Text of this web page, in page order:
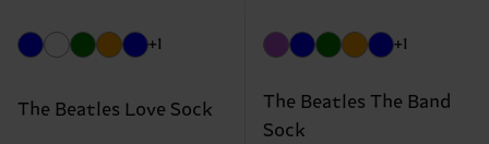
+1
The Beatles Love Sock
+1
The Beatles The Band
Sock